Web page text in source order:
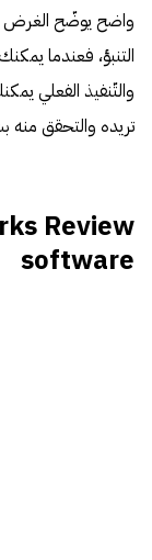
واضح يوضّح الغرض
التنبؤ، فعندما
والتّنفيذ الفعلي
تريده والتحقق
Review
software